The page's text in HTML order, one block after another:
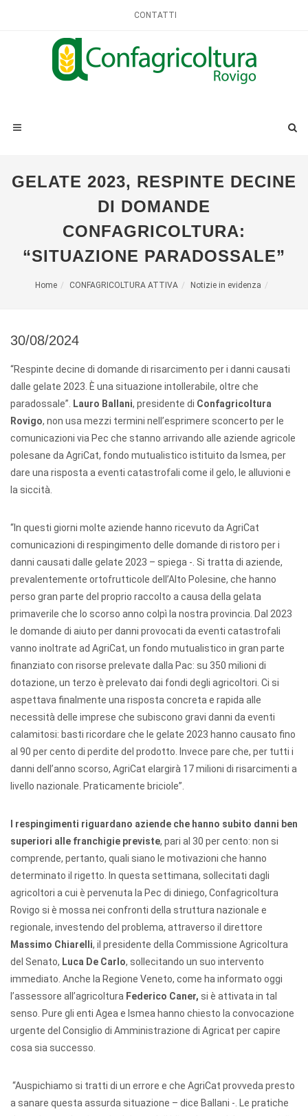
CONTATTI
GELATE 2023, RESPINTE DECINE
DI DOMANDE
CONFAGRICOLTURA:
“SITUAZIONE PARADOSSALE”
Home CONFAGRICOLTURA ATTIVA Notizie in evidenza
30/08/2024
“Respinte decine di domande di risarcimento per i danni causati
dalle gelate 2023. È una situazione intollerabile, oltre che
paradossale”.
Lauro Ballani, presidente di Confagricoltura
Rovigo, non usa mezzi termini nell’esprimere sconcerto per le
comunicazioni via Pec che stanno arrivando alle aziende agricole
polesane da AgriCat, fondo mutualistico istituito da Ismea, per
dare una risposta a eventi catastrofali come il gelo, le alluvioni e
la siccità.
“In questi giorni molte aziende hanno ricevuto da AgriCat
comunicazioni di respingimento delle domande di ristoro per i
danni causati dalle gelate 2023 – spiega -. Si tratta di aziende,
prevalentemente ortofrutticole dell’Alto Polesine, che hanno
perso gran parte del proprio raccolto a causa della gelata
primaverile che lo scorso anno colpì la nostra provincia. Dal 2023
le domande di aiuto per danni provocati da eventi catastrofali
vanno inoltrate ad AgriCat, un fondo mutualistico in gran parte
finanziato con risorse prelevate dalla Pac: su 350 milioni di
dotazione, un terzo è prelevato dai fondi degli agricoltori. Ci si
aspettava finalmente una risposta concreta e rapida alle
necessità delle imprese che subiscono gravi danni da eventi
calamitosi: basti ricordare che le gelate 2023 hanno causato fino
al 90 per cento di perdite del prodotto. Invece pare che, per tutti i
danni dell’anno scorso, AgriCat elargirà 17 milioni di risarcimenti a
livello nazionale. Praticamente briciole”.
I respingimenti riguardano aziende che hanno subito danni ben
superiori alle franchigie previste, pari al 30 per cento: non si
comprende, pertanto, quali siano le motivazioni che hanno
determinato il rigetto. In questa settimana, sollecitati dagli
agricoltori a cui è pervenuta la Pec di diniego, Confagricoltura
Rovigo si è mossa nei confronti della struttura nazionale e
regionale, investendo del problema, attraverso il direttore
Massimo Chiarelli, il presidente della Commissione Agricoltura
del Senato, Luca De Carlo, sollecitando un suo intervento
immediato. Anche la Regione Veneto, come ha informato oggi
l’assessore all’agricoltura Federico Caner, si è attivata in tal
senso. Pure gli enti Agea e Ismea hanno chiesto la convocazione
urgente del Consiglio di Amministrazione di Agricat per capire
cosa sia successo.
“Auspichiamo si tratti di un errore e che AgriCat provveda presto
a sanare questa assurda situazione – dice Ballani -. Le pratiche